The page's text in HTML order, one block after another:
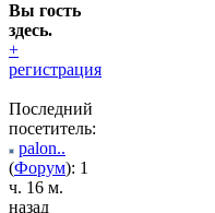
Вы гость
здесь.
+
регистрация
Последний
посетитель:
palon..
(Форум): 1
ч. 16 м.
назад